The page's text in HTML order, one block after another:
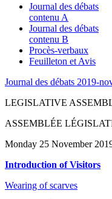
Journal des débats
contenu A
Journal des débats
contenu B
Procès-verbaux
Feuilleton et Avis
Journal des débats 2019-
LEGISLATIVE
ASSEMBLÉE
Monday 25 November
Introduction of Visitors
Wearing of scarves